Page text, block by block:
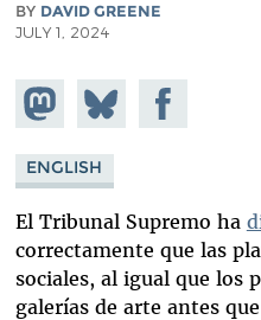
BY DAVID GREENE
JULY 1, 2024
Share on
Mastodon
Share
on
Bluesky
Share on
Facebook
ENGLISH
El Tribunal Supremo ha
correctamente que las
sociales, al igual que los
galerías de arte antes